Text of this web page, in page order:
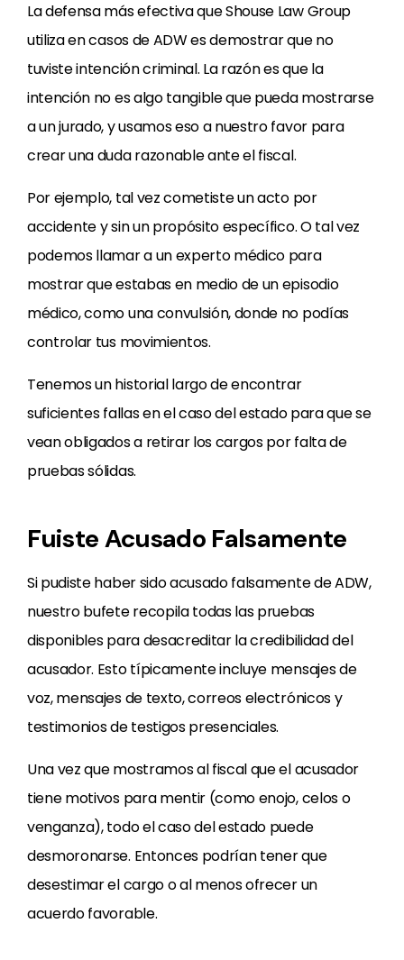
La defensa más efectiva que Shouse Law Group
utiliza en casos de ADW es demostrar que no
tuviste intención criminal. La razón es que la
intención no es algo tangible que pueda mostrarse
a un jurado, y usamos eso a nuestro favor para
crear una duda razonable ante el fiscal.
Por ejemplo, tal vez cometiste un acto por
accidente y sin un propósito específico. O tal vez
podemos llamar a un experto médico para
mostrar que estabas en medio de un episodio
médico, como una convulsión, donde no podías
controlar tus movimientos.
Tenemos un historial largo de encontrar
suficientes fallas en el caso del estado para que se
vean obligados a retirar los cargos por falta de
pruebas sólidas.
Fuiste Acusado Falsamente
Si pudiste haber sido acusado falsamente de ADW,
nuestro bufete recopila todas las pruebas
disponibles para desacreditar la credibilidad del
acusador. Esto típicamente incluye mensajes de
voz, mensajes de texto, correos electrónicos y
testimonios de testigos presenciales.
Una vez que mostramos al fiscal que el acusador
tiene motivos para mentir (como enojo, celos o
venganza), todo el caso del estado puede
desmoronarse. Entonces podrían tener que
desestimar el cargo o al menos ofrecer un
acuerdo favorable.